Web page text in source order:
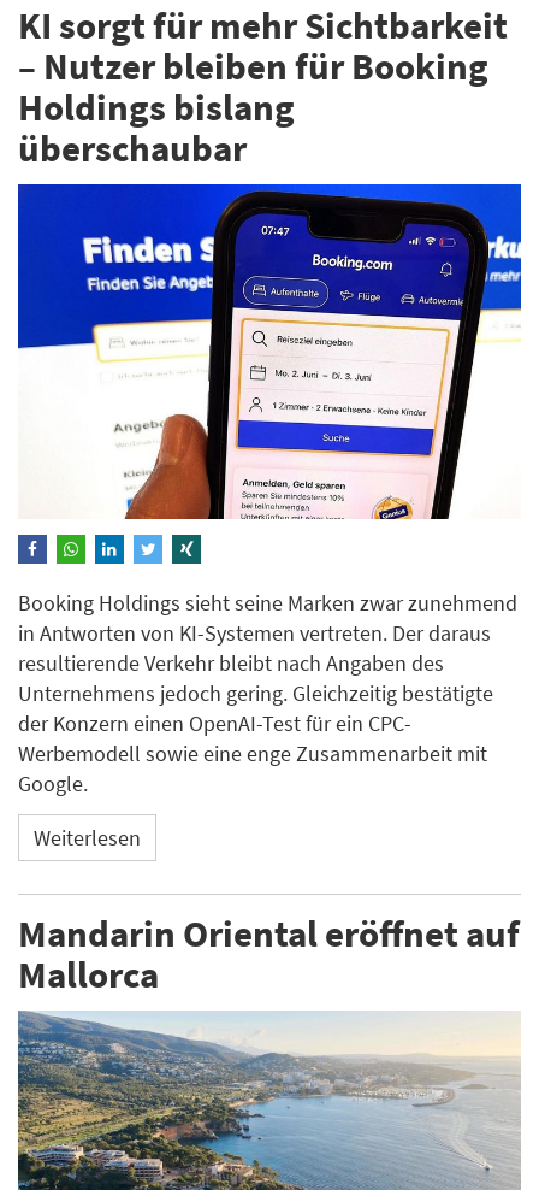
KI sorgt für mehr Sichtbarkeit
– Nutzer bleiben für Booking
Holdings bislang
überschaubar
Booking Holdings sieht seine Marken zwar zunehmend
in Antworten von KI-Systemen vertreten. Der daraus
resultierende Verkehr bleibt nach Angaben des
Unternehmens jedoch gering. Gleichzeitig bestätigte
der Konzern einen OpenAI-Test für ein CPC-
Werbemodell sowie eine enge Zusammenarbeit mit
Google.
Weiterlesen
Mandarin Oriental eröffnet auf
Mallorca